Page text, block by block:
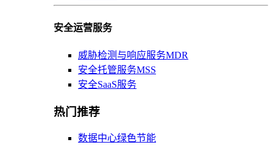
安全运营服务
威胁检测与响应服务MDR
安全托管服务MSS
安全SaaS服务
热门推荐
数据中心绿色节能